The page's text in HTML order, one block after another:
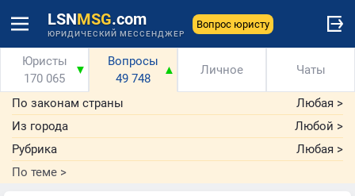
LSNMSG.com
ЮРИДИЧЕСКИЙ МЕССЕНДЖЕР
Вопрос юристу
Юристы
170 065
▼
Вопросы
49 748
▲ Личное Чаты
По законам страны Любая >
Из города
Любой >
Рубрика
Любая >
По теме >